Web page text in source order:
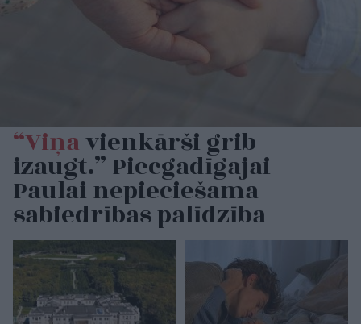
“Viņavienkārši grib
izaugt.” Piecgadīgajai
Paulai nepieciešama
sabiedrības palīdzība